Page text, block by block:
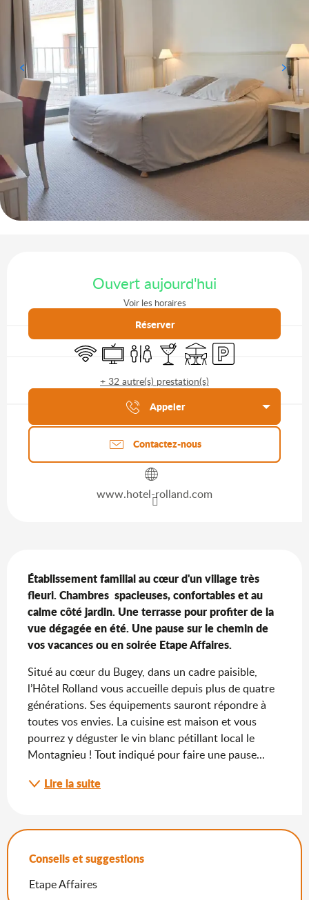
Ouvert aujourd'hui
Voir les horaires
Réserver
WiFi TélévisionToilettesBar / Buvette
TerrasseParking
+ 32 autre(s) prestation(s)
Agenda du moment
Appeler
Contactez-nous
www.hotel-rolland.com
Établissement familial au cœur d'un village très
fleuri. Chambres  spacieuses, confortables et au
calme côté jardin. Une terrasse pour profiter de la
vue dégagée en été. Une pause sur le chemin de
vos vacances ou en soirée Etape Affaires.
Situé au cœur du Bugey, dans un cadre paisible,
l’Hôtel Rolland vous accueille depuis plus de quatre
générations. Ses équipements sauront répondre à
toutes vos envies. La cuisine est maison et vous
pourrez y déguster le vin blanc pétillant local le
Montagnieu ! Tout indiqué pour faire une pause...
Lire la suite
Conseils et suggestions
Etape Affaires